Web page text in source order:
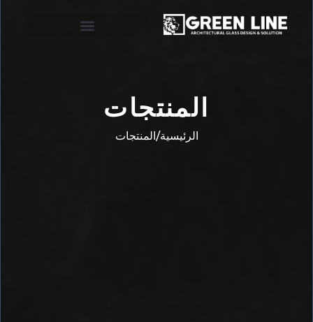
المنتجات
الرئيسية/المنتجات